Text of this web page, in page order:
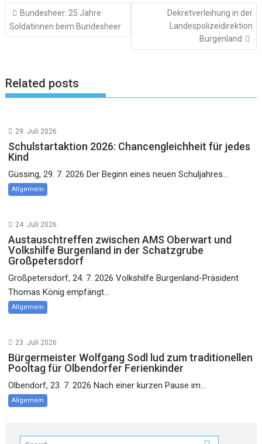
Beitragsnavigation
Bundesheer: 25 Jahre
Soldatinnen beim Bundesheer
Dekretverleihung in der
Landespolizeidirektion
Burgenland
Related posts
29. Juli 2026
Schulstartaktion 2026: Chancengleichheit für jedes
Kind
Güssing, 29. 7. 2026 Der Beginn eines neuen Schuljahres...
Allgemein
24. Juli 2026
Austauschtreffen zwischen AMS Oberwart und
Volkshilfe Burgenland in der Schatzgrube
Großpetersdorf
Großpetersdorf, 24. 7. 2026 Volkshilfe Burgenland-Präsident
Thomas König empfängt...
Allgemein
23. Juli 2026
Bürgermeister Wolfgang Sodl lud zum traditionellen
Pooltag für Olbendorfer Ferienkinder
Olbendorf, 23. 7. 2026 Nach einer kurzen Pause im...
Allgemein